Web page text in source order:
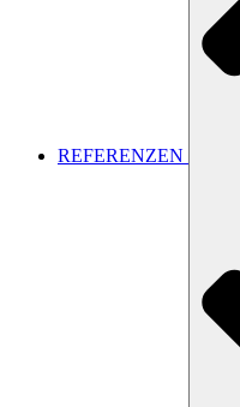
REFERENZEN